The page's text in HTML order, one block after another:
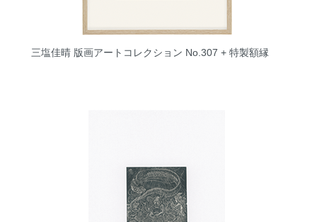
三塩佳晴 版画アートコレクション No.307 + 特製額縁